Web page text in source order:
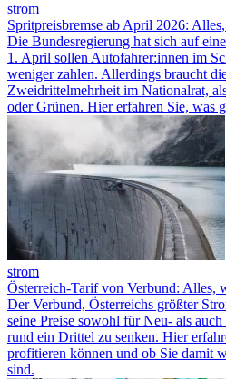
strom
Spritpreisbremse ab April 2026:
Die Bundesregierung hat sich auf
1. April sollen Autofahrer:innen im
weniger zahlen. Allerdings braucht
Zweidrittelmehrheit im Nationalrat,
oder Grünen. Hier erfahren Sie, was
strom
Österreich-Tarif von Verbund: Alles,
Der Verbund, Österreichs größter
seine Preise sowohl für Neu- als
rund ein Drittel zu senken. Hier
profitieren können und ob Sie damit
sind.